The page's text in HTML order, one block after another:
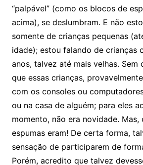
“palpável” (como os blocos de
acima), se deslumbram. E não
somente de crianças pequenas
idade); estou falando de crianças
anos, talvez até mais velhas. Sem
que essas crianças,
com os consoles ou
ou na casa de alguém; para eles
momento, não era novidade.
espumas eram! De certa forma,
sensação de participarem de
Porém, acredito que talvez